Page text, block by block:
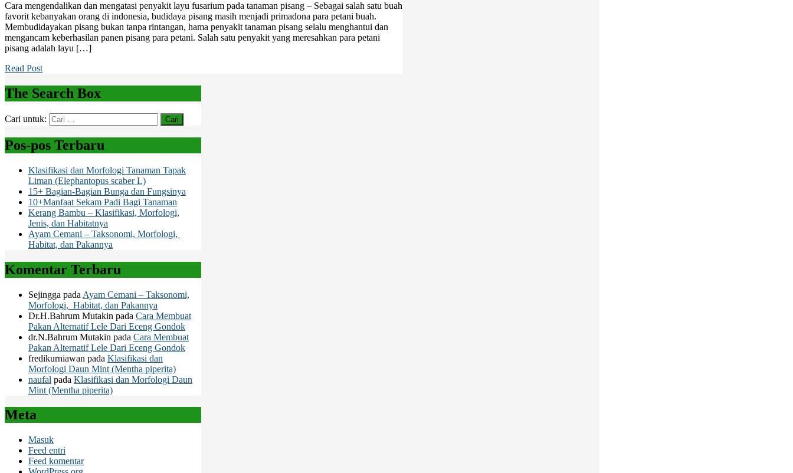
Cara mengendalikan dan mengatasi penyakit layu fusarium pada tanaman pisang – Sebagai salah satu buah
favorit kebanyakan orang di indonesia, budidaya pisang masih menjadi primadona para petani buah.
Membudidayakan pisang bukan tanpa rintangan, hama penyakit tanaman pisang selalu menghantui dan
mengancam keberhasilan panen pisang para petani. Salah satu penyakit yang meresahkan para petani
pisang adalah layu […]
Read Post
The Search Box
Cari untuk:
Pos-pos Terbaru
Klasifikasi dan Morfologi Tanaman Tapak
Liman (Elephantopus scaber L)
15+ Bagian-Bagian Bunga dan Fungsinya
10+Manfaat Sekam Padi Bagi Tanaman
Kerang Bambu – Klasifikasi, Morfologi,
Jenis, dan Habitatnya
Ayam Cemani – Taksonomi, Morfologi,
Habitat, dan Pakannya
Komentar Terbaru
Sejingga pada Ayam Cemani – Taksonomi,
Morfologi, Habitat, dan Pakannya
Dr.H.Bahrum Mutakin pada Cara Membuat
Pakan Alternatif Lele Dari Eceng Gondok
dr.N.Bahrum Mutakin pada Cara Membuat
Pakan Alternatif Lele Dari Eceng Gondok
fredikurniawan pada Klasifikasi dan
Morfologi Daun Mint (Mentha piperita)
naufal pada Klasifikasi dan Morfologi Daun
Mint (Mentha piperita)
Meta
Masuk
Feed entri
Feed komentar